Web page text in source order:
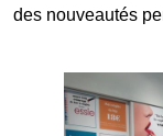
des nouveautés